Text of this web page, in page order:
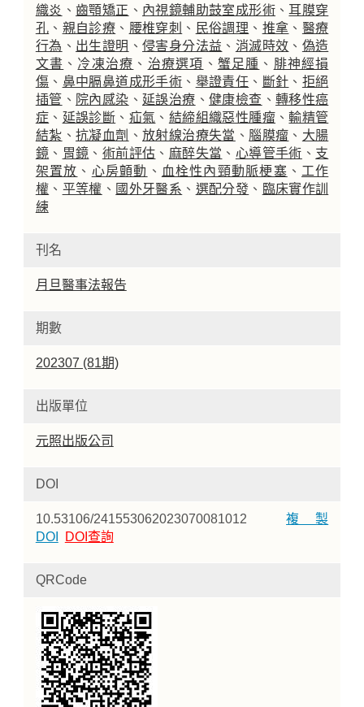
織炎 、齒顎矯正 、 內視鏡輔助鼓室成形術 、耳膜穿
孔 、 親自診療 、 腰椎穿刺 、 民俗調理 、 推拿 、 醫療
行為 、 出生證明 、侵害身分法益 、 消滅時效 、 偽造
文書 、 冷凍治療 、 治療選項 、 蟹足腫 、 腓神經損
傷 、 鼻中膈鼻道成形手術 、 舉證責任 、 斷針 、 拒絕
插管 、 院內感染 、 延誤治療 、健康檢查 、轉移性癌
症 、 延誤診斷 、 疝氣 、 結締組織惡性腫瘤 、輸精管
結紮 、抗凝血劑 、放射線治療失當 、 腦膜瘤 、 大腸
鏡 、 胃鏡 、 術前評估 、 麻醉失當 、 心導管手術 、 支
架置放 、 心房顫動 、 血栓性內頸動脈梗塞 、 工作
權 、 平等權 、 國外牙醫系 、 選配分發 、 臨床實作訓
練
刊名
月旦醫事法報告
期數
202307 (81期)
出版單位
元照出版公司
DOI
10.53106/241553062023070081012複製
DOI
DOI查詢
QRCode